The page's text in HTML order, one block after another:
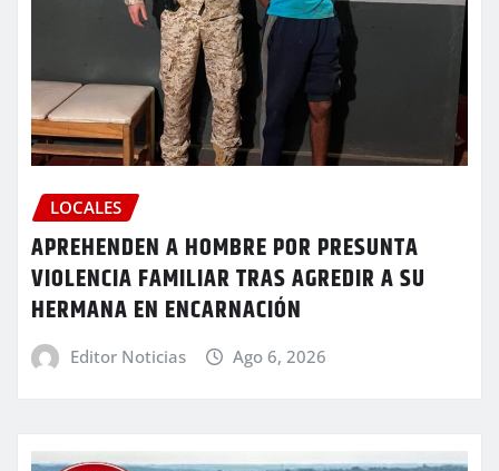
LOCALES
APREHENDEN A HOMBRE POR PRESUNTA
VIOLENCIA FAMILIAR TRAS AGREDIR A SU
HERMANA EN ENCARNACIÓN
Editor Noticias Ago 6, 2026